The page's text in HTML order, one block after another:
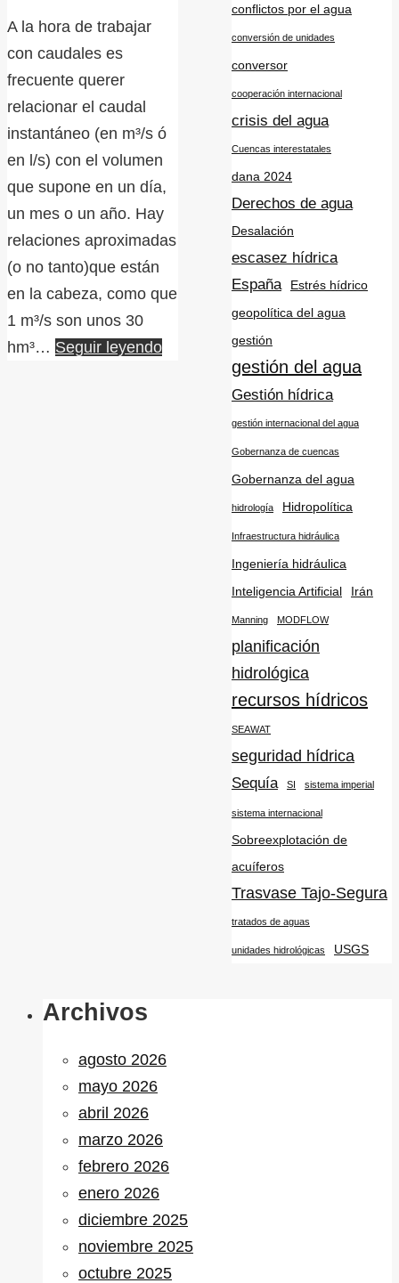
A la hora de trabajar
con caudales es
frecuente querer
relacionar el caudal
instantáneo (en m³/s ó
en l/s) con el volumen
que supone en un día,
un mes o un año. Hay
relaciones aproximadas
(o no tanto)que están
en la cabeza, como que
1 m³/s son unos 30
hm³… Seguir leyendo
conflictos por el agua
conversión de unidades
conversor
cooperación internacional
crisis del agua
Cuencas interestatales
dana 2024
Derechos de agua
Desalación
escasez hídrica
España
Estrés hídrico
geopolítica del agua
gestión
gestión del agua
Gestión hídrica
gestión internacional del agua
Gobernanza de cuencas
Gobernanza del agua
hidrología Hidropolítica
Infraestructura hidráulica
Ingeniería hidráulica
Inteligencia Artificial
Irán
Manning MODFLOW
planificación
hidrológica
recursos hídricos
SEAWAT
seguridad hídrica
Sequía SI sistema imperial
sistema internacional
Sobreexplotación de
acuíferos
Trasvase Tajo-Segura
tratados de aguas
unidades hidrológicas USGS
Archivos
agosto 2026
mayo 2026
abril 2026
marzo 2026
febrero 2026
enero 2026
diciembre 2025
noviembre 2025
octubre 2025